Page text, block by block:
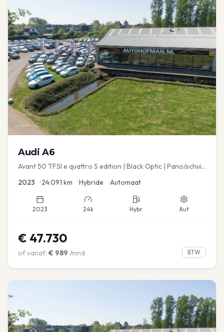
Audi A6
Avant 50 TFSI e quattro S edition | Black Optic | Pano/schuif
2023 •24.091 km •Hybride •Automaat
2023 24k Hybr Aut
€ 47.730
of vanaf: € 989 /mnd BTW